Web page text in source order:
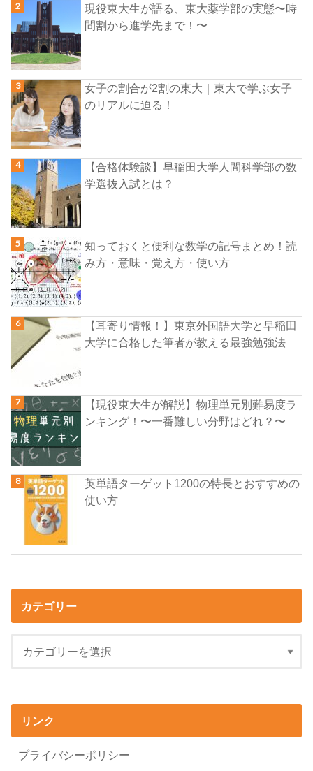
現役東大生が語る、東大薬学部の実態〜時
間割から進学先まで！〜
女子の割合が2割の東大｜東大で学ぶ女子
のリアルに迫る！
【合格体験談】早稲田大学人間科学部の数
学選抜入試とは？
知っておくと便利な数学の記号まとめ！読
み方・意味・覚え方・使い方
【耳寄り情報！】東京外国語大学と早稲田
大学に合格した筆者が教える最強勉強法
【現役東大生が解説】物理単元別難易度ラ
ンキング！〜一番難しい分野はどれ？〜
英単語ターゲット1200の特長とおすすめの
使い方
カテゴリー
リンク
プライバシーポリシー